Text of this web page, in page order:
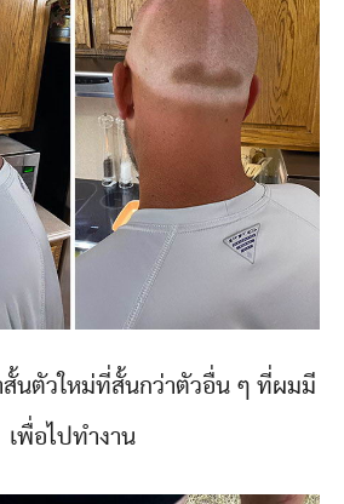
สั้นตัวใหม่ที่สั้นกว่าตัวอื่น ๆ ที่ผมมี
เพื่อไปทำงาน